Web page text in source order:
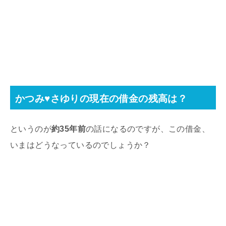
かつみ♥さゆりの現在の借金の残高は？
というのが約35年前の話になるのですが、この借金、
いまはどうなっているのでしょうか？